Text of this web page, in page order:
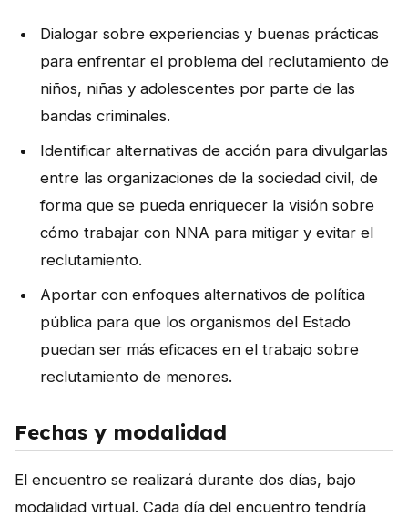
Dialogar sobre experiencias y buenas prácticas
para enfrentar el problema del reclutamiento de
niños, niñas y adolescentes por parte de las
bandas criminales.
Identificar alternativas de acción para divulgarlas
entre las organizaciones de la sociedad civil, de
forma que se pueda enriquecer la visión sobre
cómo trabajar con NNA para mitigar y evitar el
reclutamiento.
Aportar con enfoques alternativos de política
pública para que los organismos del Estado
puedan ser más eficaces en el trabajo sobre
reclutamiento de menores.
Fechas y modalidad
El encuentro se realizará durante dos días, bajo
modalidad virtual. Cada día del encuentro tendría